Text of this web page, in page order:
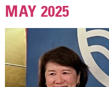
MAY 2025